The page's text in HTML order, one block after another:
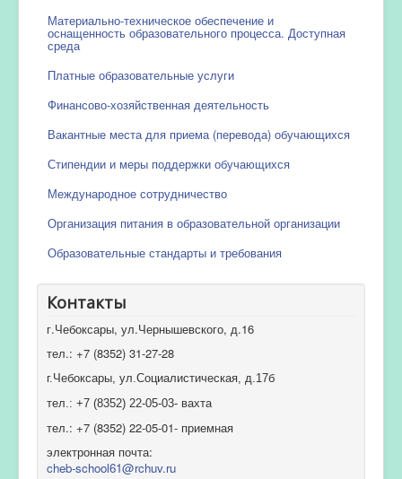
Материально-техническое обеспечение и
оснащенность образовательного процесса. Доступная
среда
Платные образовательные услуги
Финансово-хозяйственная деятельность
Вакантные места для приема (перевода) обучающихся
Стипендии и меры поддержки обучающихся
Международное сотрудничество
Организация питания в образовательной организации
Образовательные стандарты и требования
Контакты
г.Чебоксары, ул.Чернышевского, д.16
тел.: +7 (8352) 31-27-28
г.Чебоксары, ул.Социалистическая, д.17б
тел.: +7 (8352) 22-05-03- вахта
тел.: +7 (8352) 22-05-01- приемная
электронная почта:
cheb-school61@rchuv.ru